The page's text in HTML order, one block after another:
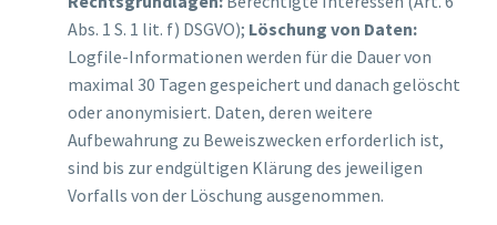
Abs. 1 S. 1 lit. f) DSGVO); Löschung von Daten:
Logfile-Informationen werden für die Dauer von
maximal 30 Tagen gespeichert und danach gelöscht
oder anonymisiert. Daten, deren weitere
Aufbewahrung zu Beweiszwecken erforderlich ist,
sind bis zur endgültigen Klärung des jeweiligen
Vorfalls von der Löschung ausgenommen.